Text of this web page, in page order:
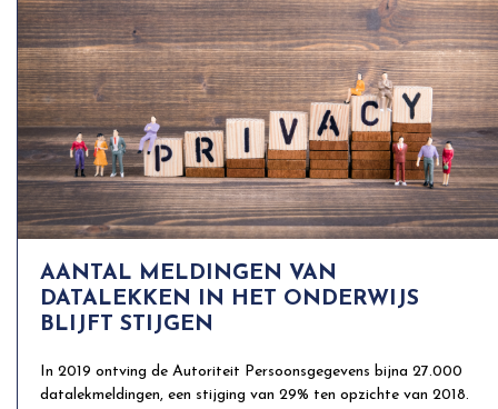
AANTAL MELDINGEN VAN
DATALEKKEN IN HET ONDERWIJS
BLIJFT STIJGEN
In 2019 ontving de Autoriteit Persoonsgegevens bijna 27.000
datalekmeldingen, een stijging van 29% ten opzichte van 2018.